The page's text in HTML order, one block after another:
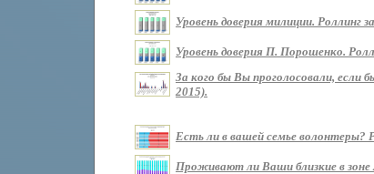
Уровень доверия милиции. Роллинг
Уровень доверия П. Порошенко.
За кого бы Вы проголосовали, если
2015).
Есть ли в вашей семье волонтеры?
Проживают ли Ваши близкие в зоне